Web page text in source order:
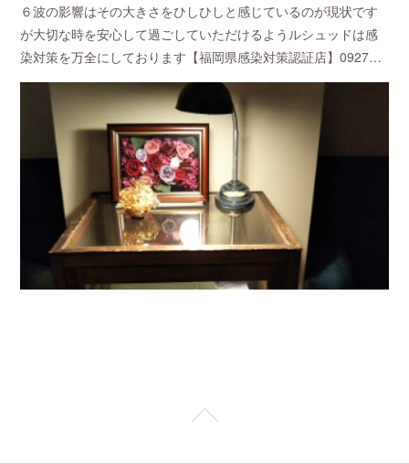
６波の影響はその大きさをひしひしと感じているのが現状です
が大切な時を安心して過ごしていただけるようルシュッドは感
染対策を万全にしております【福岡県感染対策認証店】0927…